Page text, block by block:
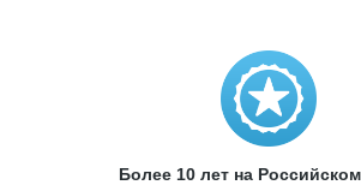
Более 10 лет на